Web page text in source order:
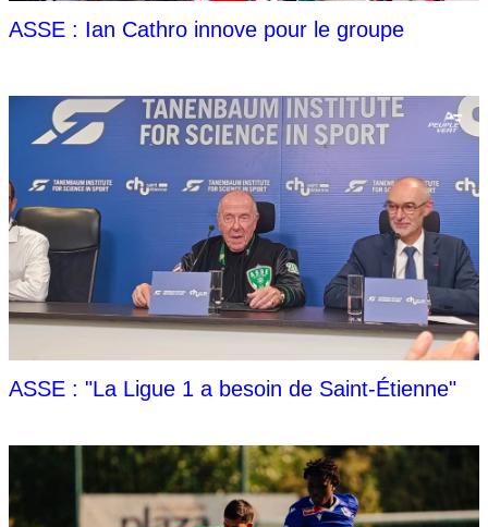
ASSE : Ian Cathro innove pour le groupe
ASSE : "La Ligue 1 a besoin de Saint-Étienne"